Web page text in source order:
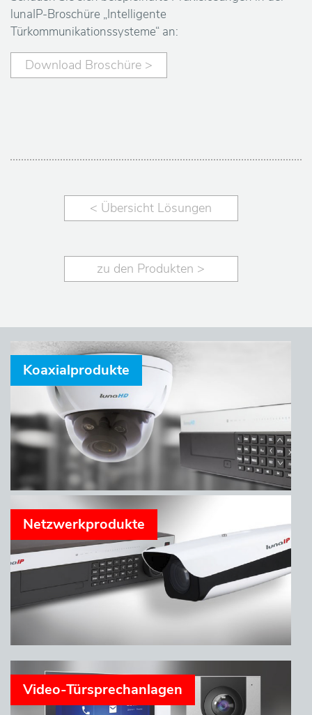
lunaIP-Broschüre „Intelligente
Türkommunikationssysteme“ an:
Download Broschüre >
< Übersicht Lösungen
zu den Produkten >
Koaxialprodukte
Netzwerkprodukte
Video-Türsprechanlagen